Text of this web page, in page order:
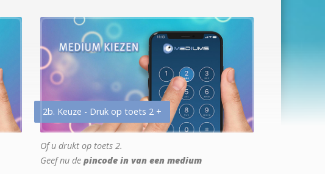
2b. Keuze - Druk op toets 2 +
Of u drukt op toets 2.
Geef nu de pincode in van een medium